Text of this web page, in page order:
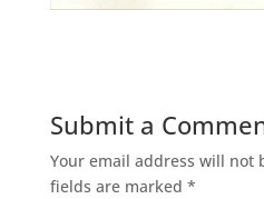
Submit a
Your email address will not
fields are marked *